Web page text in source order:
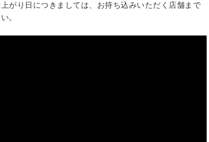
がり日につきましては、お持ち込みいただく店舗まで
。